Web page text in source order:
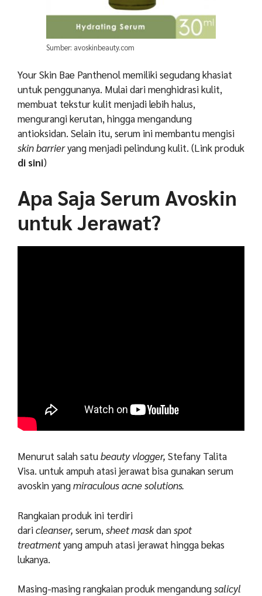
Sumber: avoskinbeauty.com
Your Skin Bae Panthenol memiliki segudang khasiat
untuk penggunanya. Mulai dari menghidrasi kulit,
membuat tekstur kulit menjadi lebih halus,
mengurangi kerutan, hingga mengandung
antioksidan. Selain itu, serum ini membantu mengisi
skin barrieryang menjadi pelindung kulit. (Link produk
di sini)
Apa Saja Serum Avoskin
untuk Jerawat?
Menurut salah satubeauty vlogger, Stefany Talita
Visa. untuk ampuh atasi jerawat bisa gunakan serum
avoskin yangmiraculous acne solutions.
Rangkaian produk ini terdiri
daricleanser, serum, sheet maskdanspot
treatmentyang ampuh atasi jerawat hingga bekas
lukanya.
Masing-masing rangkaian produk mengandungsalicyl